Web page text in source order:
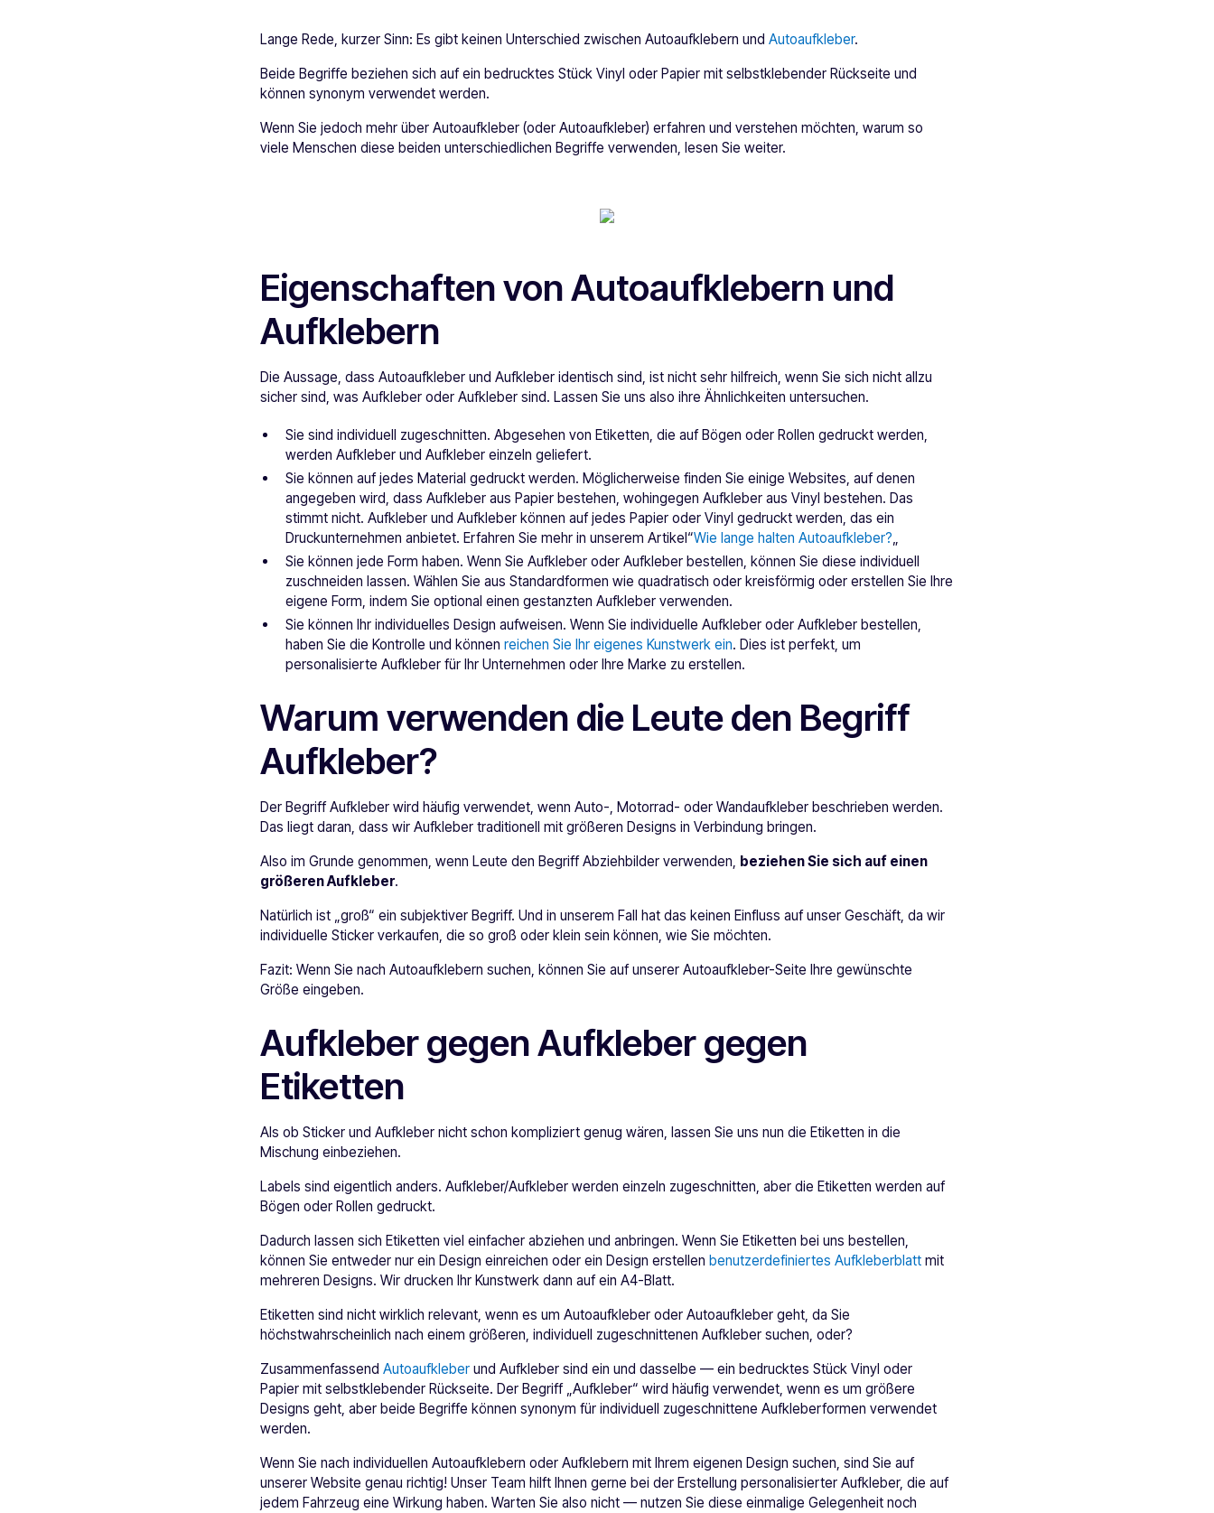
Lange Rede, kurzer Sinn: Es gibt keinen Unterschied zwischen Autoaufklebern und Autoaufkleber.
Beide Begriffe beziehen sich auf ein bedrucktes Stück Vinyl oder Papier mit selbstklebender Rückseite und
können synonym verwendet werden.
Wenn Sie jedoch mehr über Autoaufkleber (oder Autoaufkleber) erfahren und verstehen möchten, warum so
viele Menschen diese beiden unterschiedlichen Begriffe verwenden, lesen Sie weiter.
Eigenschaften von Autoaufklebern und
Aufklebern
Die Aussage, dass Autoaufkleber und Aufkleber identisch sind, ist nicht sehr hilfreich, wenn Sie sich nicht allzu
sicher sind, was Aufkleber oder Aufkleber sind. Lassen Sie uns also ihre Ähnlichkeiten untersuchen.
Sie sind individuell zugeschnitten. Abgesehen von Etiketten, die auf Bögen oder Rollen gedruckt werden,
werden Aufkleber und Aufkleber einzeln geliefert.
Sie können auf jedes Material gedruckt werden. Möglicherweise finden Sie einige Websites, auf denen
angegeben wird, dass Aufkleber aus Papier bestehen, wohingegen Aufkleber aus Vinyl bestehen. Das
stimmt nicht. Aufkleber und Aufkleber können auf jedes Papier oder Vinyl gedruckt werden, das ein
Druckunternehmen anbietet. Erfahren Sie mehr in unserem Artikel“Wie lange halten Autoaufkleber?„
Sie können jede Form haben. Wenn Sie Aufkleber oder Aufkleber bestellen, können Sie diese individuell
zuschneiden lassen. Wählen Sie aus Standardformen wie quadratisch oder kreisförmig oder erstellen Sie Ihre
eigene Form, indem Sie optional einen gestanzten Aufkleber verwenden.
Sie können Ihr individuelles Design aufweisen. Wenn Sie individuelle Aufkleber oder Aufkleber bestellen,
haben Sie die Kontrolle und können reichen Sie Ihr eigenes Kunstwerk ein. Dies ist perfekt, um
personalisierte Aufkleber für Ihr Unternehmen oder Ihre Marke zu erstellen.
Warum verwenden die Leute den Begriff
Aufkleber?
Der Begriff Aufkleber wird häufig verwendet, wenn Auto-, Motorrad- oder Wandaufkleber beschrieben werden.
Das liegt daran, dass wir Aufkleber traditionell mit größeren Designs in Verbindung bringen.
Also im Grunde genommen, wenn Leute den Begriff Abziehbilder verwenden, beziehen Sie sich auf einen
größeren Aufkleber.
Natürlich ist „groß“ ein subjektiver Begriff. Und in unserem Fall hat das keinen Einfluss auf unser Geschäft, da wir
individuelle Sticker verkaufen, die so groß oder klein sein können, wie Sie möchten.
Fazit: Wenn Sie nach Autoaufklebern suchen, können Sie auf unserer Autoaufkleber-Seite Ihre gewünschte
Größe eingeben.
Aufkleber gegen Aufkleber gegen
Etiketten
Als ob Sticker und Aufkleber nicht schon kompliziert genug wären, lassen Sie uns nun die Etiketten in die
Mischung einbeziehen.
Labels sind eigentlich anders. Aufkleber/Aufkleber werden einzeln zugeschnitten, aber die Etiketten werden auf
Bögen oder Rollen gedruckt.
Dadurch lassen sich Etiketten viel einfacher abziehen und anbringen. Wenn Sie Etiketten bei uns bestellen,
können Sie entweder nur ein Design einreichen oder ein Design erstellen benutzerdefiniertes Aufkleberblatt mit
mehreren Designs. Wir drucken Ihr Kunstwerk dann auf ein A4-Blatt.
Etiketten sind nicht wirklich relevant, wenn es um Autoaufkleber oder Autoaufkleber geht, da Sie
höchstwahrscheinlich nach einem größeren, individuell zugeschnittenen Aufkleber suchen, oder?
Zusammenfassend Autoaufkleber und Aufkleber sind ein und dasselbe — ein bedrucktes Stück Vinyl oder
Papier mit selbstklebender Rückseite. Der Begriff „Aufkleber“ wird häufig verwendet, wenn es um größere
Designs geht, aber beide Begriffe können synonym für individuell zugeschnittene Aufkleberformen verwendet
werden.
Wenn Sie nach individuellen Autoaufklebern oder Aufklebern mit Ihrem eigenen Design suchen, sind Sie auf
unserer Website genau richtig! Unser Team hilft Ihnen gerne bei der Erstellung personalisierter Aufkleber, die auf
jedem Fahrzeug eine Wirkung haben. Warten Sie also nicht — nutzen Sie diese einmalige Gelegenheit noch